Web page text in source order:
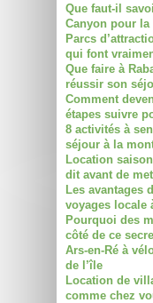
Que faut-il
Canyon pour
Parcs
qui font
Que faire à
réussir son
Comment
étapes suivre
8 activités à
séjour à la
Location
dit avant de
Les avantages
voyages locale
Pourquoi des
côté de ce
Ars-en-Ré à
de l’île
Location de
comme chez